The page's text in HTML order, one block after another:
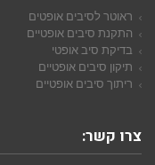
ראוטר לסיבים אופטים
התקנת סיבים אופטיים
בדיקת סיב אופטי
תיקון סיבים אופטיים
ריתוך סיבים אופטיים
צרו קשר: